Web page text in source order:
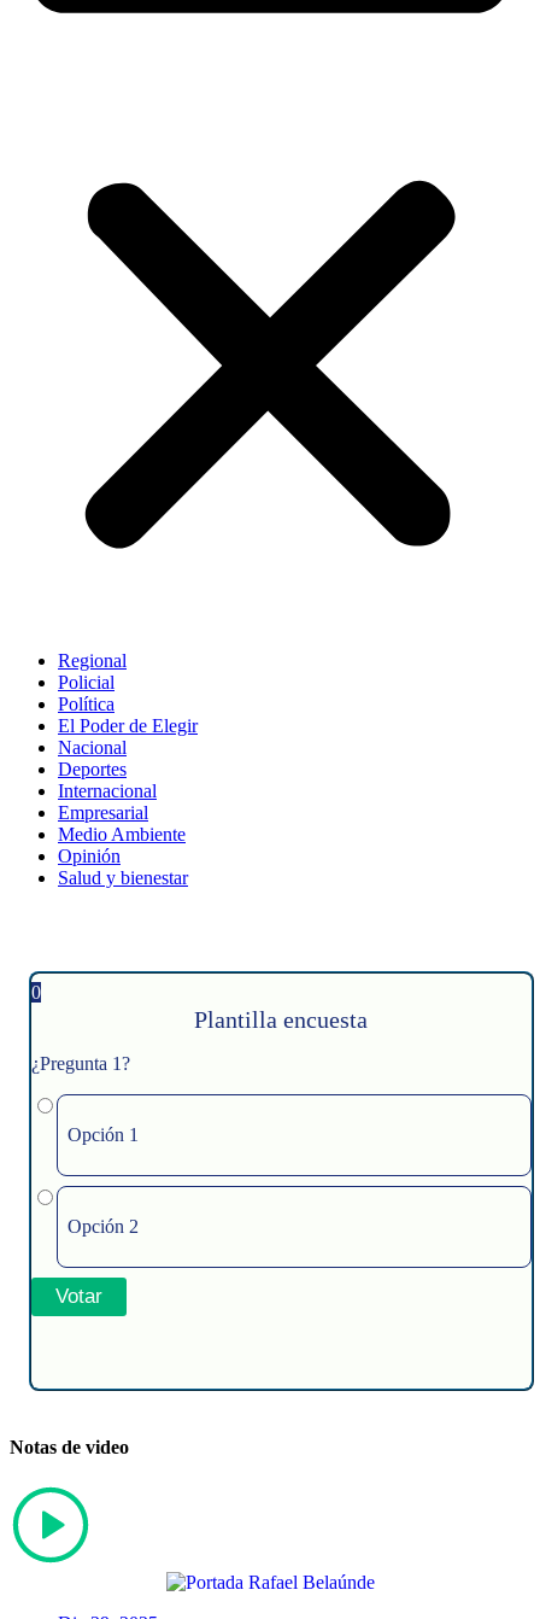
Regional
Policial
Política
El Poder de Elegir
Nacional
Deportes
Internacional
Empresarial
Medio Ambiente
Opinión
Salud y bienestar
0
Plantilla encuesta
¿Pregunta 1?
Opción 1
Opción 2
Notas de video